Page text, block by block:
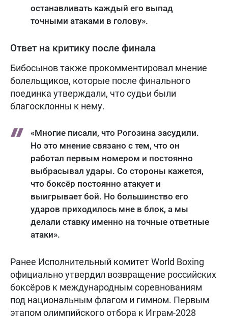
останавливать каждый его выпад
точными атаками в голову».
Ответ на критику после финала
Бибосынов также прокомментировал мнение
болельщиков, которые после финального
поединка утверждали, что судьи были
благосклонны к нему.
«Многие писали, что Рогозина засудили.
Но это мнение связано с тем, что он
работал первым номером и постоянно
выбрасывал удары. Со стороны кажется,
что боксёр постоянно атакует и
выигрывает бой. Но большинство его
ударов приходилось мне в блок, а мы
делали ставку именно на точные ответные
атаки».
Ранее Исполнительный комитет World Boxing
официально утвердил возвращение российских
боксёров к международным соревнованиям
под национальным флагом и гимном. Первым
этапом олимпийского отбора к Играм-2028